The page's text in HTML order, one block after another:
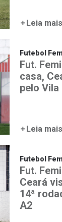
Leia mais
Futebol
Fut.
casa,
pelo Vila
Leia mais
Futebol
Fut.
Ceará
14ª
A2